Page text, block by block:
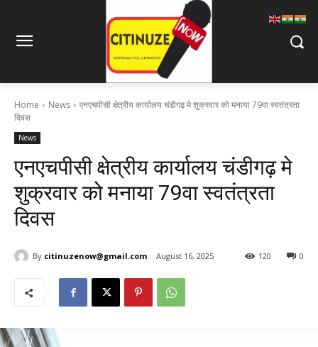
Home News
एनएचपीसी क्षेत्रीय कार्यालय चंडीगढ़ मे शुक्रवार को मनाया 79वा स्वतंत्रता
दिवस
News
एनएचपीसी क्षेत्रीय कार्यालय चंडीगढ़ मे
शुक्रवार को मनाया 79वा स्वतंत्रता
दिवस
By citinuzenow@gmail.com August 16, 2025 0
120